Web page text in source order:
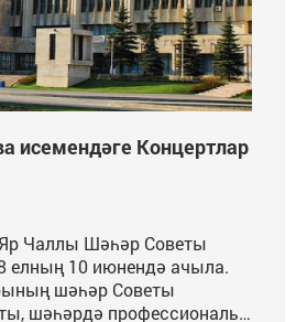
исемендәге Концертлар
Чаллы Шәһәр Советы
елның 10 июнендә ачыла.
шәһәр Советы
шәһәрдә профессиональ